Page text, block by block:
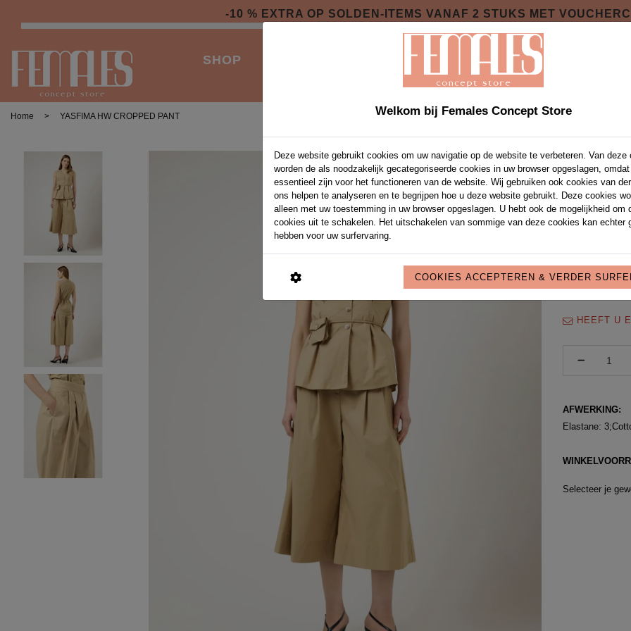
-10 % EXTRA OP SOLDEN-ITEMS VANAF 2 STUKS MET
SHOP PRIVATE SHOPPING NIGHT
NIEUWE COLLECTIE NAJAAR 2026 ONLINE !
Home > YASFIMA HW CROPPED PANT
Artikel code:
€ 79,99 €
MAAT:*
34 36
HEEFT U
AFWERKING:
Elastane:
Selecteer je
Welkom bij Females Concept Store
Deze website gebruikt cookies om uw navigatie op de website te verbeteren. Van deze
worden de als noodzakelijk gecategoriseerde cookies in uw browser opgeslagen,
essentieel zijn voor het functioneren van de website. Wij gebruiken ook cookies van
ons helpen te analyseren en te begrijpen hoe u deze website gebruikt. Deze cookies
alleen met uw toestemming in uw browser opgeslagen. U hebt ook de mogelijkheid om
cookies uit te schakelen. Het uitschakelen van sommige van deze cookies kan echter
hebben voor uw surfervaring.
COOKIES ACCEPTEREN & VERDER